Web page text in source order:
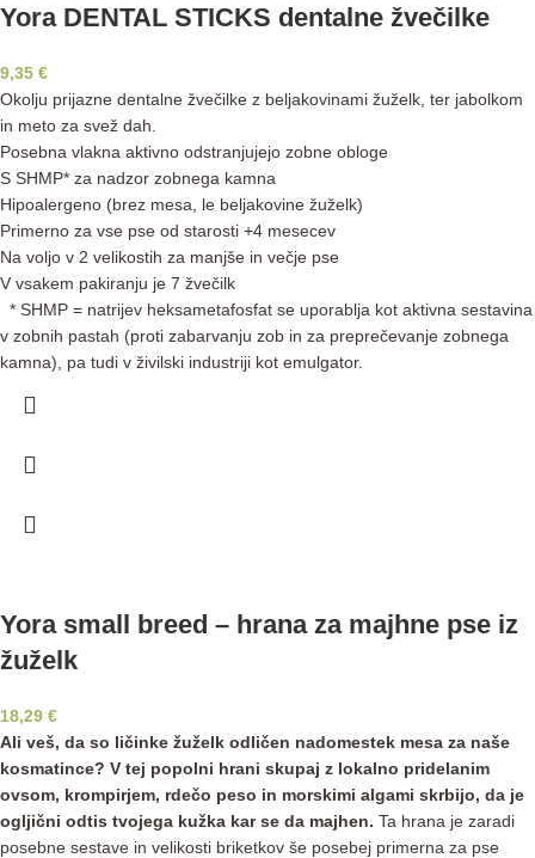
Yora DENTAL STICKS dentalne žvečilke
9,35 €
Okolju prijazne dentalne žvečilke z beljakovinami žuželk, ter jabolkom
in meto za svež dah.
Posebna vlakna aktivno odstranjujejo zobne obloge
S SHMP* za nadzor zobnega kamna
Hipoalergeno (brez mesa, le beljakovine žuželk)
Primerno za vse pse od starosti +4 mesecev
Na voljo v 2 velikostih za manjše in večje pse
V vsakem pakiranju je 7 žvečilk
* SHMP = natrijev heksametafosfat se uporablja kot aktivna sestavina
v zobnih pastah (proti zabarvanju zob in za preprečevanje zobnega
kamna), pa tudi v živilski industriji kot emulgator.
Yora small breed – hrana za majhne pse iz
žuželk
18,29 €
Ali veš, da so ličinke žuželk odličen nadomestek mesa za naše
kosmatince? V tej popolni hrani skupaj z lokalno pridelanim
ovsom, krompirjem, rdečo peso in morskimi algami skrbijo, da je
ogljični odtis tvojega kužka kar se da majhen. Ta hrana je zaradi
posebne sestave in velikosti briketkov še posebej primerna za pse